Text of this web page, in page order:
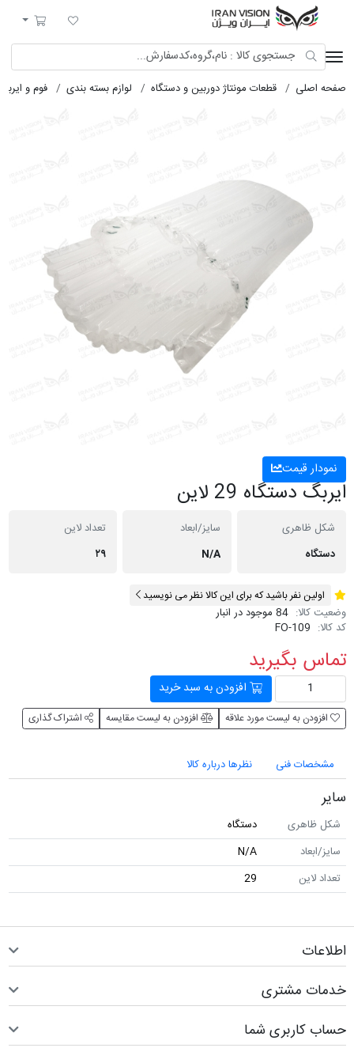
لیست مورد علاقه
سبد خرید
صفحه اصلی قطعات مونتاژ دوربین و دستگاه لوازم بسته بندی فوم و
نمودار قیمت
ایربگ دستگاه 29 لاین
شکل ظاهری
دستگاه
سایز/ابعاد
N/A
تعداد لاین
۲۹
اولین نفر باشید که برای این کالا نظر می نویسید
وضعیت کالا: 84 موجود در انبار
کد کالا: FO-109
تماس بگیرید
افزودن به سبد خرید
افزودن به لیست مورد علاقه افزودن به لیست مقایسه اشتراک گذاری
مشخصات فنی نظرها درباره کالا
سایر
شکل ظاهری
دستگاه
سایز/ابعاد
N/A
تعداد لاین
29
اطلاعات
خدمات مشتری
حساب کاربری شما